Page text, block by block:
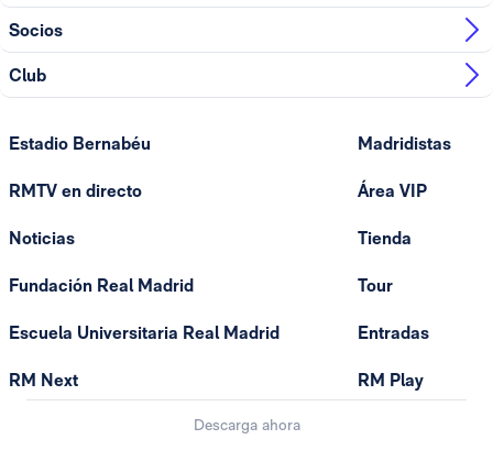
Socios
Club
Estadio Bernabéu
RMTV en directo
Noticias
Fundación Real Madrid
Escuela Universitaria Real Madrid
RM Next
Madridistas
Área VIP
Tienda
Tour
Entradas
RM Play
Descarga ahora